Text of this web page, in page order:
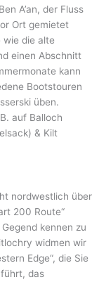
A’an, der Fluss
Ort gemietet
wie die alte
einen Abschnitt
kann
Bootstouren
üben.
auf Balloch
& Kilt
nordwestlich über
200 Route“
kennen zu
widmen wir
Edge“, die Sie
das